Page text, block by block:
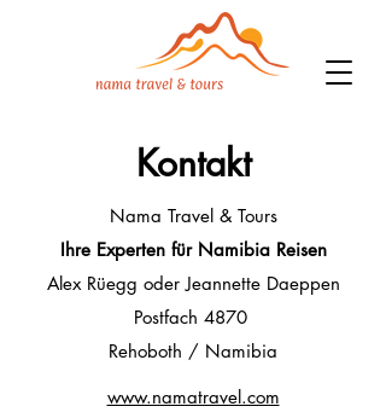
Kontakt
Nama Travel & Tours
Ihre Experten für Namibia Reisen
Alex Rüegg oder Jeannette Daeppen
Postfach 4870
Rehoboth / Namibia
www.namatravel.com